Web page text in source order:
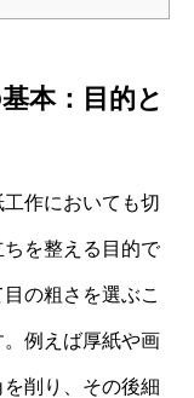
本：目的と
作においても切
を整える目的で
の粗さを選ぶこ
例えば厚紙や画
削り、その後細